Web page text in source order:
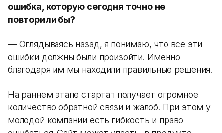
ошибка, которую сегодня точно не
повторили бы?
— Оглядываясь назад, я понимаю, что все эти
ошибки должны были произойти. Именно
благодаря им мы находили правильные решения.
На раннем этапе стартап получает огромное
количество обратной связи и жалоб. При этом у
молодой компании есть гибкость и право